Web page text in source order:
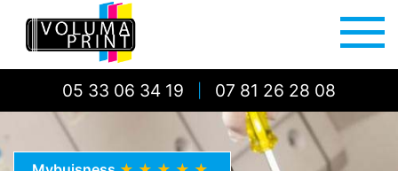
05 33 06 34 19 07 81 26 28 08